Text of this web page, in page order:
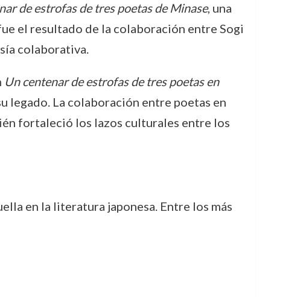
de estrofas de tres poetas de Minase, una
el resultado de la colaboración entre Sogi
colaborativa.
Un centenar de estrofas de tres poetas en
legado. La colaboración entre poetas en
fortaleció los lazos culturales entre los
en la literatura japonesa. Entre los más